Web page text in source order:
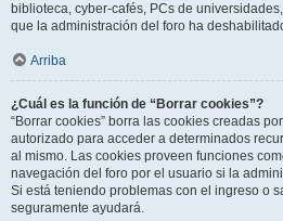
biblioteca, cyber-cafés, PCs de
que la administración del foro ha
Arriba
¿Cuál es la función de “Borrar cookies”?
“Borrar cookies” borra las cookies creadas
autorizado para acceder a determinados
al mismo. Las cookies proveen funciones
navegación del foro por el usuario si la
Si está teniendo problemas con el ingreso o
seguramente ayudará.